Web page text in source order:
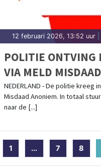
12 februari 2026, 13:52 uur
POLITIE ONTVING
VIA MELD
NEDERLAND - De politie kreeg
Misdaad Anoniem. In totaal
naar de [...]
1 ... 7 8